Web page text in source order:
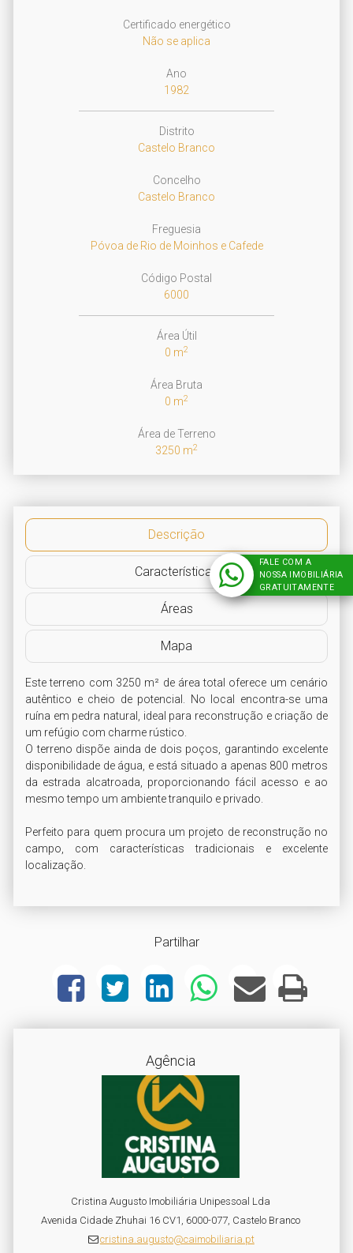
Certificado energético
Não se aplica
Ano
1982
Distrito
Castelo Branco
Concelho
Castelo Branco
Freguesia
Póvoa de Rio de Moinhos e Cafede
Código Postal
6000
Área Útil
0 m2
Área Bruta
0 m2
Área de Terreno
3250 m2
Partilhar
Agência
Cristina Augusto Imobiliária Unipessoal Lda
Avenida Cidade Zhuhai 16 CV1, 6000-077, Castelo Branco
cristina.augusto@caimobiliaria.pt
Descrição
Características
Áreas
Mapa
Este terreno com 3250 m² de área total oferece um cenário
autêntico e cheio de potencial. No local encontra-se uma
ruína em pedra natural, ideal para reconstrução e criação de
um refúgio com charme rústico.
O terreno dispõe ainda de dois poços, garantindo excelente
disponibilidade de água, e está situado a apenas 800 metros
da estrada alcatroada, proporcionando fácil acesso e ao
mesmo tempo um ambiente tranquilo e privado.
Perfeito para quem procura um projeto de reconstrução no
campo, com características tradicionais e excelente
localização.
FALE COM A
NOSSA IMOBILIÁRIA
GRATUITAMENTE